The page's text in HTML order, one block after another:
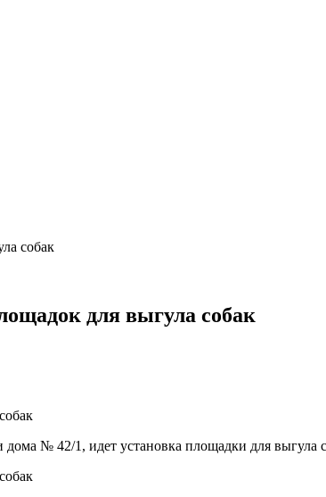
собак
для выгула собак
№ 42/1, идет установка площадки для выгула